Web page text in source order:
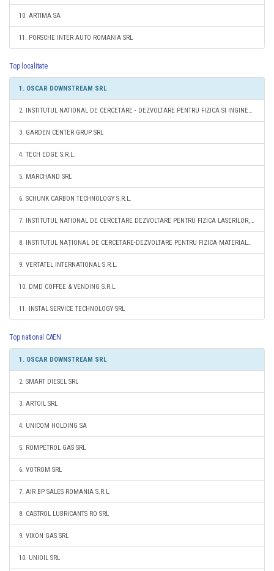
10. ARTIMA SA
11. PORSCHE INTER AUTO ROMANIA SRL
Top localitate
1. OSCAR DOWNSTREAM SRL
2. INSTITUTUL NATIONAL DE CERCETARE - DEZVOLTARE PENTRU FIZICA SI INGINERIE NUCLEARA " HORIA HULUBEI " - IFIN - HH
3. GARDEN CENTER GRUP SRL
4. TECH EDGE S.R.L.
5. MARCHAND SRL
6. SCHUNK CARBON TECHNOLOGY S.R.L.
7. INSTITUTUL NATIONAL DE CERCETARE DEZVOLTARE PENTRU FIZICA LASERILOR, PLASMEI SI RADIATIEI - INFLPR RA
8. INSTITUTUL NAŢIONAL DE CERCETARE-DEZVOLTARE PENTRU FIZICA MATERIALELOR - INCDFM BUCUREŞTI
9. VERTATEL INTERNATIONAL S.R.L.
10. DMD COFFEE & VENDING S.R.L.
11. INSTAL SERVICE TECHNOLOGY SRL
Top national CAEN
1. OSCAR DOWNSTREAM SRL
2. SMART DIESEL SRL
3. ARTOIL SRL
4. UNICOM HOLDING SA
5. ROMPETROL GAS SRL
6. VOTROM SRL
7. AIR BP SALES ROMANIA S.R.L.
8. CASTROL LUBRICANTS RO SRL
9. VIXON GAS SRL
10. UNIOIL SRL